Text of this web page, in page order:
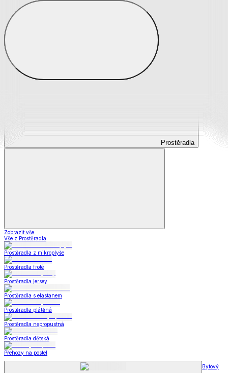
Prostěradla
Prostěradla
Zobrazit vše
Vše z Prostěradla
Prostěradla z mikroplyše
Prostěradla froté
Prostěradla jersey
Prostěradla s elastanem
Prostěradla plátěná
Prostěradla nepropustná
Prostěradla dětská
Přehozy na postel
Bytový